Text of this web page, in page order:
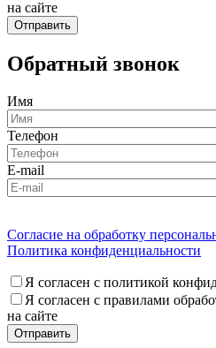
на сайте
Обратный звонок
Имя
Телефон
E-mail
Согласие на обработку
Политика конфиденциальности
Я согласен с политикой
Я согласен с правилами
на сайте